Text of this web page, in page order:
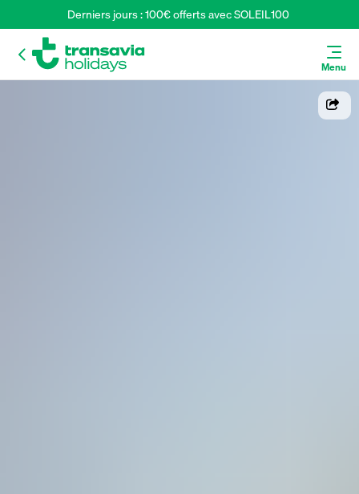
Derniers jours : 100€ offerts avec SOLEIL100
Menu